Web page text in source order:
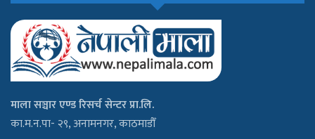
माला सञ्चार एण्ड रिसर्च सेन्टर प्रा.लि.
का.म.न.पा- २९, अनामनगर, काठमाडौँ